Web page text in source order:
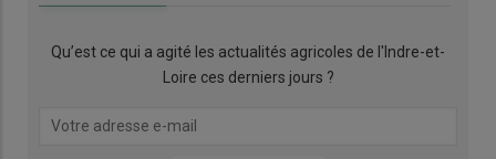
Qu’est ce qui a agité les actualités agricoles de l'Indre-et-
Loire ces derniers jours ?